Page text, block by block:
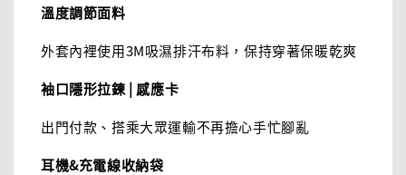
溫度調節面料
外套內裡使用3M吸濕排汗布料，保持穿著保暖乾爽
袖口隱形拉鍊 | 感應卡
出門付款、搭乘大眾運輸不再擔心手忙腳亂
耳機&充電線收納袋